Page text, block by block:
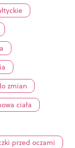
zmian
ciała
przed oczami